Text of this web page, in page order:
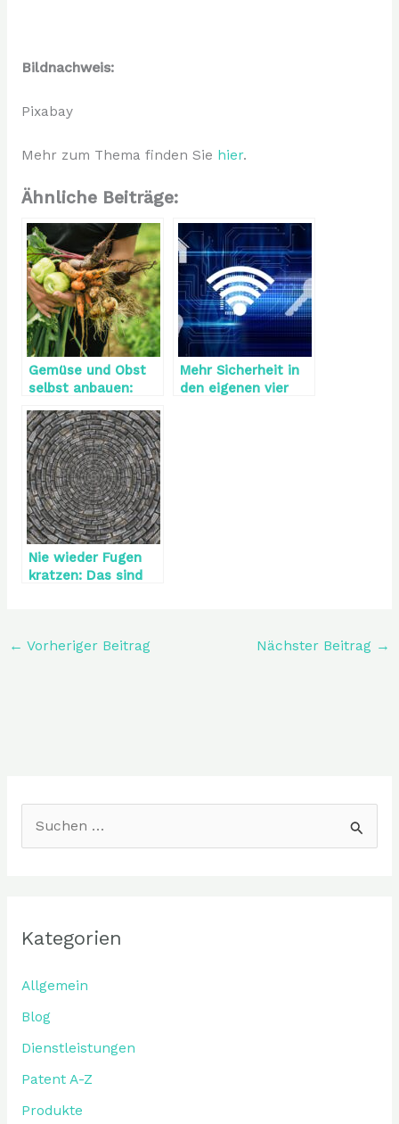
Bildnachweis:
Pixabay
Mehr zum Thema finden Sie hier.
Ähnliche Beiträge:
Gemüse und Obst
selbst anbauen:
Mehr Sicherheit in
den eigenen vier
Nie wieder Fugen
kratzen: Das sind
← Vorheriger Beitrag Nächster Beitrag →
e
a
c
h
:
Kategorien
Allgemein
Blog
Dienstleistungen
Patent A-Z
Produkte